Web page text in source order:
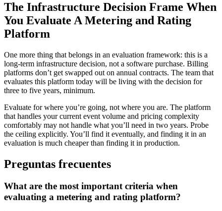
The Infrastructure Decision Frame When
You Evaluate A Metering and Rating
Platform
One more thing that belongs in an evaluation framework: this is a
long-term infrastructure decision, not a software purchase. Billing
platforms don’t get swapped out on annual contracts. The team that
evaluates this platform today will be living with the decision for
three to five years, minimum.
Evaluate for where you’re going, not where you are. The platform
that handles your current event volume and pricing complexity
comfortably may not handle what you’ll need in two years. Probe
the ceiling explicitly. You’ll find it eventually, and finding it in an
evaluation is much cheaper than finding it in production.
Preguntas frecuentes
What are the most important criteria when
evaluating a metering and rating platform?